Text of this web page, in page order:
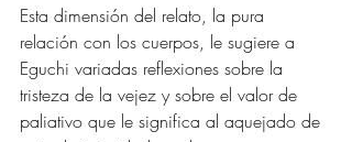
Esta dimensión del relato, la pura
relación con los cuerpos, le sugiere a
Eguchi variadas reflexiones sobre la
tristeza de la vejez y sobre el valor de
paliativo que le significa al aquejado de